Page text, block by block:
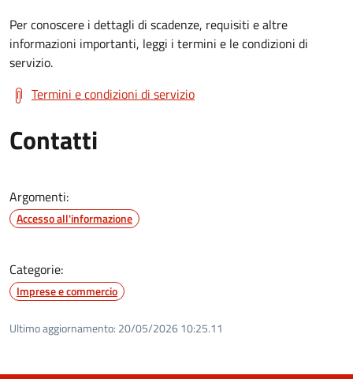
Per conoscere i dettagli di scadenze, requisiti e altre
informazioni importanti, leggi i termini e le condizioni di
servizio.
Termini e condizioni di servizio
Contatti
Argomenti:
Accesso all'informazione
Categorie:
Imprese e commercio
Ultimo aggiornamento: 20/05/2026 10:25.11